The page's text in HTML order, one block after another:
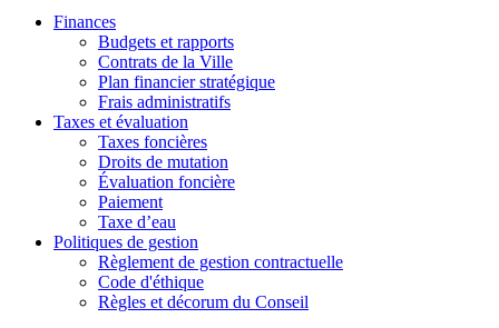
Finances
Budgets et rapports
Contrats de la Ville
Plan financier stratégique
Frais administratifs
Taxes et évaluation
Taxes foncières
Droits de mutation
Évaluation foncière
Paiement
Taxe d’eau
Politiques de gestion
Règlement de gestion contractuelle
Code d'éthique
Règles et décorum du Conseil